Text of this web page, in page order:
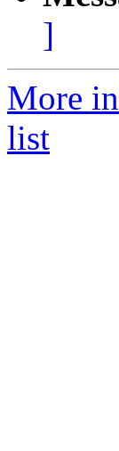
]
More
list